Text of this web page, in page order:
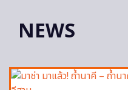
NEWS